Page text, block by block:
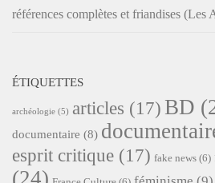
références complètes et friandises (Les
ÉTIQUETTES
archéologie (5) articles (17) BD
documentaire (8)
esprit critique (17) fake news (6)
(24)